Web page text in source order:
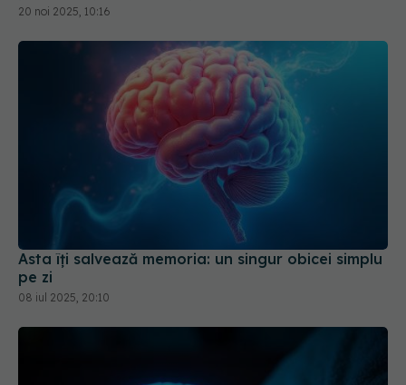
20 noi 2025, 10:16
Asta îți salvează memoria: un singur obicei simplu
pe zi
08 iul 2025, 20:10